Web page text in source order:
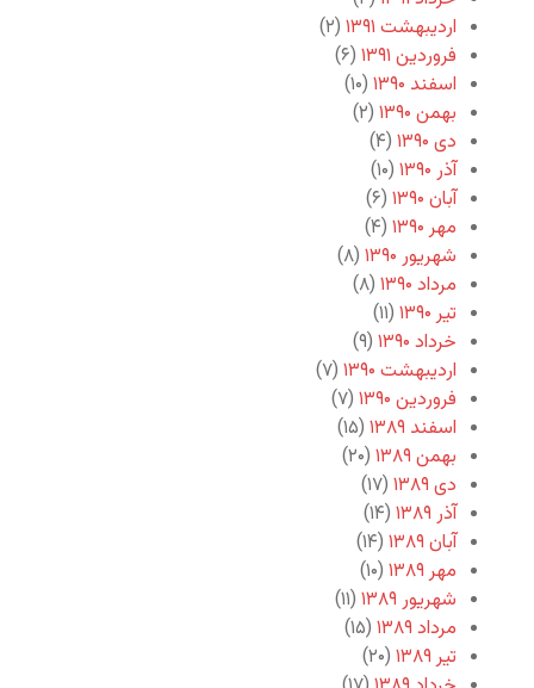
اردیبهشت ۱۳۹۱
(۲)
فروردین ۱۳۹۱
(۶)
اسفند ۱۳۹۰
(۱۰)
بهمن ۱۳۹۰
(۲)
دی ۱۳۹۰
(۴)
آذر ۱۳۹۰
(۱۰)
آبان ۱۳۹۰
(۶)
مهر ۱۳۹۰
(۴)
شهریور ۱۳۹۰
(۸)
مرداد ۱۳۹۰
(۸)
تیر ۱۳۹۰
(۱۱)
خرداد ۱۳۹۰
(۹)
اردیبهشت ۱۳۹۰
(۷)
فروردین ۱۳۹۰
(۷)
اسفند ۱۳۸۹
(۱۵)
بهمن ۱۳۸۹
(۲۰)
دی ۱۳۸۹
(۱۷)
آذر ۱۳۸۹
(۱۴)
آبان ۱۳۸۹
(۱۴)
مهر ۱۳۸۹
(۱۰)
شهریور ۱۳۸۹
(۱۱)
مرداد ۱۳۸۹
(۱۵)
تیر ۱۳۸۹
(۲۰)